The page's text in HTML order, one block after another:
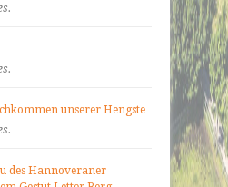
unserer Hengste
des Hannoveraner